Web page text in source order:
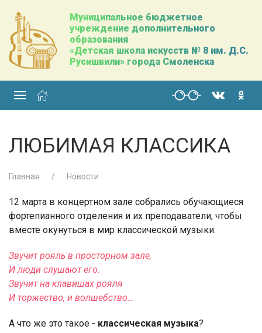
Муниципальное бюджетное
учреждение дополнительного
образования
«Детская школа искусств № 8 им. Д.С.
Русишвили» города Смоленска
ЛЮБИМАЯ КЛАССИКА
Главная Новости
12 марта в концертном зале собрались обучающиеся
фортепианного отделения и их преподаватели, чтобы
вместе окунуться в мир классической музыки.
Звучит рояль в просторном зале,
И люди слушают его.
Звучит на клавишах рояля
И торжество, и волшебство…
А что же это такое - классическая музыка?